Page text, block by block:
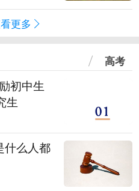
更多
高考
初中生
生
什么人都